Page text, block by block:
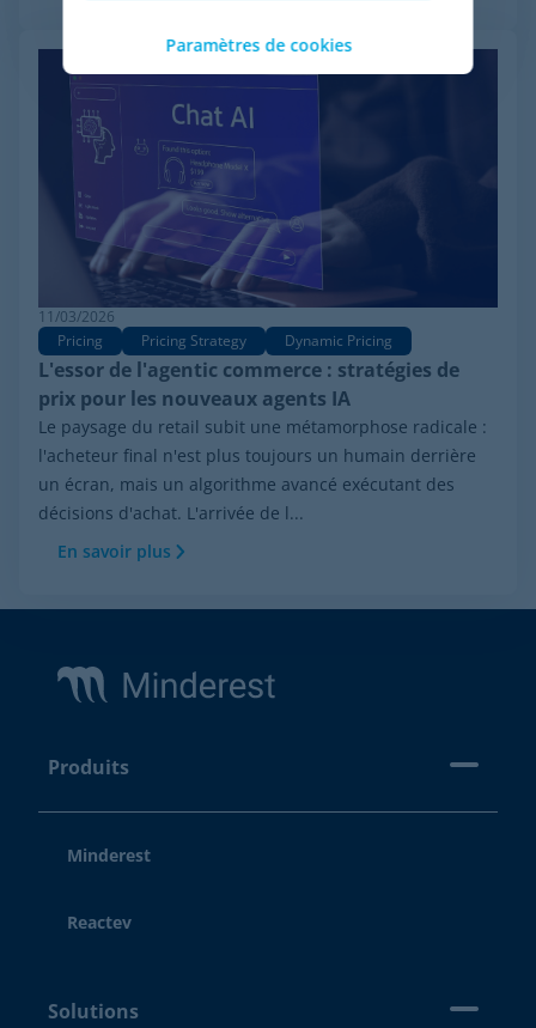
11/03/2026
Pricing
Pricing Strategy Dynamic Pricing
L'essor de l'agentic commerce : stratégies de
prix pour les nouveaux agents IA
Le paysage du retail subit une métamorphose radicale :
l'acheteur final n'est plus toujours un humain derrière
un écran, mais un algorithme avancé exécutant des
décisions d'achat. L'arrivée de l...
En savoir plus
Paramètres de cookies
Produits
Minderest
Reactev
Solutions